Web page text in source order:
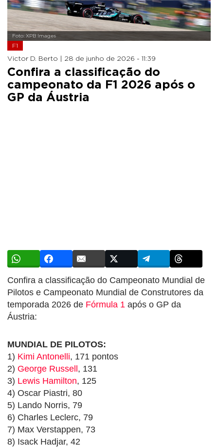
Foto: XPB Images
F1
Victor D. Berto | 28 de junho de 2026 - 11:39
Confira a classificação do
campeonato da F1 2026 após o
GP da Áustria
Confira a classificação do Campeonato Mundial de
Pilotos e Campeonato Mundial de Construtores da
temporada 2026 de Fórmula 1 após o GP da
Áustria:
MUNDIAL DE PILOTOS:
1) Kimi Antonelli, 171 pontos
2) George Russell, 131
3) Lewis Hamilton, 125
4) Oscar Piastri, 80
5) Lando Norris, 79
6) Charles Leclerc, 79
7) Max Verstappen, 73
8) Isack Hadjar, 42